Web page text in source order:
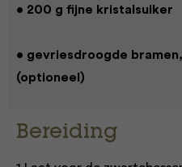
• 200 g fijne kristalsuiker
• gevriesdroogde
(optioneel)
Bereiding